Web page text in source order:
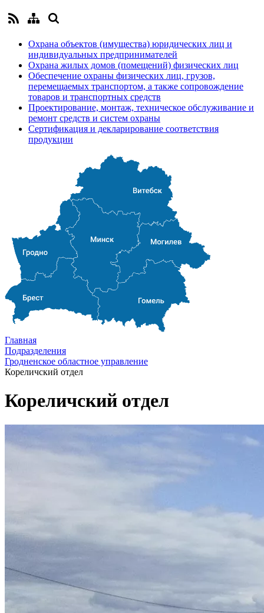
Охрана объектов (имущества) юридических лиц и
индивидуальных предпринимателей
Охрана жилых домов (помещений) физических лиц
Обеспечение охраны физических лиц, грузов,
перемещаемых транспортом, а также сопровождение
товаров и транспортных средств
Проектирование, монтаж, техническое обслуживание и
ремонт средств и систем охраны
Сертификация и декларирование соответствия
продукции
Главная
Подразделения
Гродненское областное управление
Кореличский отдел
Кореличский отдел